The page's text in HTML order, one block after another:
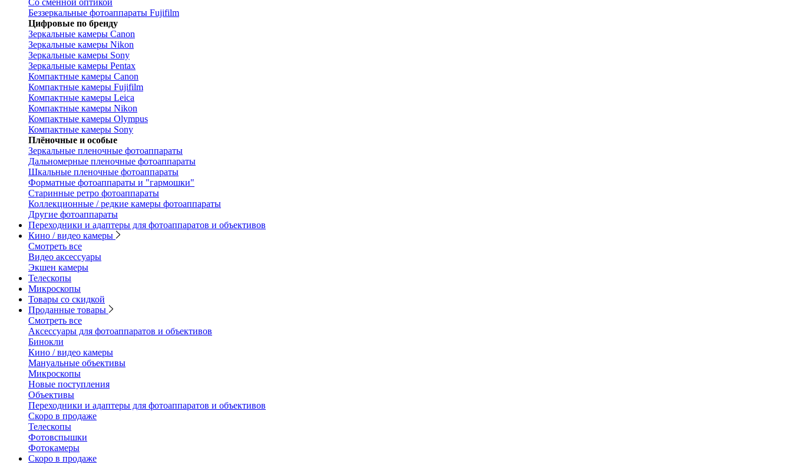
Со сменной оптикой
Беззеркальные фотоаппараты Fujifilm
Цифровые по бренду
Зеркальные камеры Canon
Зеркальные камеры Nikon
Зеркальные камеры Sony
Зеркальные камеры Pentax
Компактные камеры Canon
Компактные камеры Fujifilm
Компактные камеры Leica
Компактные камеры Nikon
Компактные камеры Olympus
Компактные камеры Sony
Плёночные и особые
Зеркальные пленочные фотоаппараты
Дальномерные пленочные фотоаппараты
Шкальные пленочные фотоаппараты
Форматные фотоаппараты и "гармошки"
Старинные ретро фотоаппараты
Коллекционные / редкие камеры фотоаппараты
Другие фотоаппараты
Переходники и адаптеры для фотоаппаратов и объективов
Кино / видео камеры
Смотреть все
Видео аксессуары
Экшен камеры
Телескопы
Микроскопы
Товары со скидкой
Проданные товары
Смотреть все
Аксессуары для фотоаппаратов и объективов
Бинокли
Кино / видео камеры
Мануальные объективы
Микроскопы
Новые поступления
Объективы
Переходники и адаптеры для фотоаппаратов и объективов
Скоро в продаже
Телескопы
Фотовспышки
Фотокамеры
Скоро в продаже